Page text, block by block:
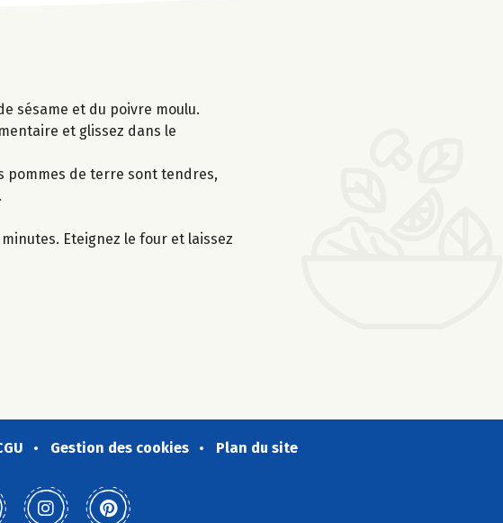
sésame et du poivre moulu.
et glissez dans le
pommes de terre sont tendres,
Eteignez le four et laissez
Gestion des cookies Plan du site